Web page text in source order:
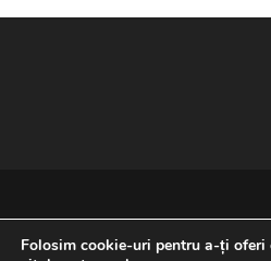
Folosim cookie-uri pentru a-ți oferi